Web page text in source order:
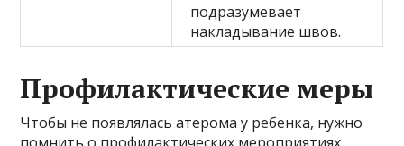
подразумевает
накладывание швов.
Профилактические меры
Чтобы не появлялась атерома у ребенка, нужно